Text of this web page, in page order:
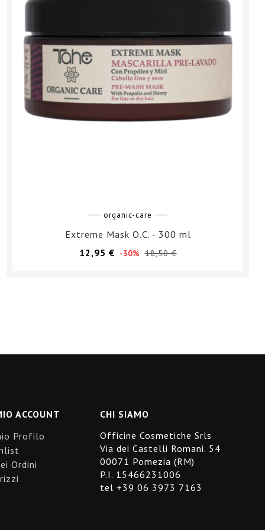
organic-care
Extreme Mask O.C. - 300 ml
12,95 € Prezzo
-30% 18,50 €Prezzo
ACCOUNT
Profilo
Ordini
CHI SIAMO
Officine Cosmetiche Srls
Via dei Castelli Romani. 54
00071 Pomezia (RM)
P.I. 15466231006
tel +39 06 3973 7163